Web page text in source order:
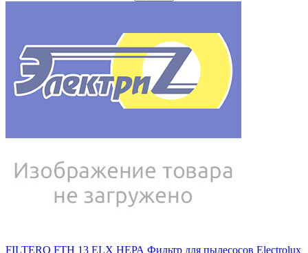
FILTERO FTH 13 ELX НЕРА Фильтр для пылесосов Electrolux